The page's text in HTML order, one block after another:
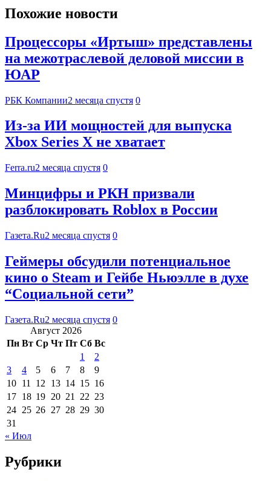
Похожие новости
Процессоры «Иртыш» представлены
на межотраслевой деловой миссии в
ЮАР
РБК Компании2 месяца спустя 0
Из-за ИИ мощностей для выпуска
Xbox Series X не хватает
Ferra.ru2 месяца спустя 0
Минцифры и РКН призвали
разблокировать Roblox в России
Газета.Ru2 месяца спустя 0
Геймеры обсудили потенциальное
кино о Steam и Гейбе Ньюэлле в духе
“Социальной сети”
Газета.Ru2 месяца спустя 0
Август 2026
Пн Вт Ср Чт Пт Сб Вс
1
2
3
4 5 6 7 8
9
10 11 12 13 14 15 16
17 18 19 20 21 22 23
24 25 26 27 28 29 30
31
« Июл
Рубрики